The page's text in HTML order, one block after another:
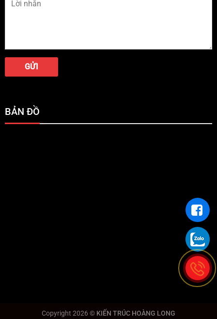
BẢN ĐỒ
Copyright 2026 © KIẾN TRÚC HOÀNG LONG